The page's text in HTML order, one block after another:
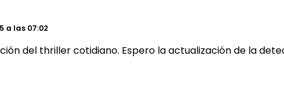
a las 07:02
del thriller cotidiano. Espero la actualización de la